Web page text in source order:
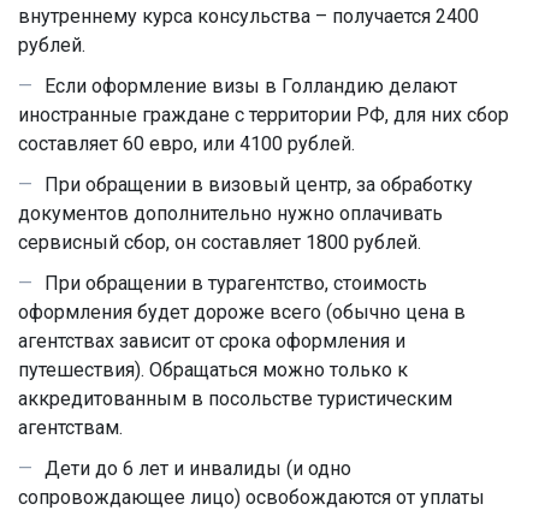
внутреннему курса консульства – получается 2400
рублей.
Если оформление визы в Голландию делают
иностранные граждане с территории РФ, для них сбор
составляет 60 евро, или 4100 рублей.
При обращении в визовый центр, за обработку
документов дополнительно нужно оплачивать
сервисный сбор, он составляет 1800 рублей.
При обращении в турагентство, стоимость
оформления будет дороже всего (обычно цена в
агентствах зависит от срока оформления и
путешествия). Обращаться можно только к
аккредитованным в посольстве туристическим
агентствам.
Дети до 6 лет и инвалиды (и одно
сопровождающее лицо) освобождаются от уплаты